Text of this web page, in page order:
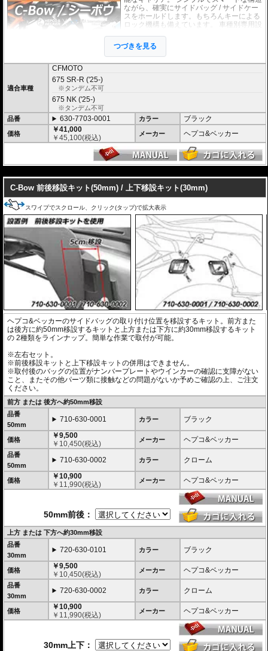
ながら、確実にサイドバッグ / サイドケー
スをホールドします。もちろんキーによる
ロック機構も備えています。 車種別専用設
※耐加重 : 片側 5kg (ケース、バッグの自重
を除く)
※サイドケースは別売です。こちらからお求め下さい。
※バッグの搭載位置を 50mm 前方または後方、30mm 上方または下方に移設す
る移設キット(オプション)もあります。
つづきを見る
適合車種
CFMOTO
675 SR-R ('25-)
※タンデム不可
675 NK ('25-)
※タンデム不可
品番
630-7703-0001 カラー ブラック
価格
￥41,000
￥45,100(税込) メーカー ヘプコ&ベッカー
C-Bow 前後移設キット(50mm) / 上下移設キット(30mm)
スワイプでスクロール、クリック(タップ)で拡大表示
ヘプコ&ベッカーのサイドバッグの取り付け位置を移設するキット。前方また
は後方に約50mm移設するキットと上方または下方に約30mm移設するキット
の 2種類をラインナップ。簡単な作業で取付が可能。
※左右セット。
※前後移設キットと上下移設キットの併用はできません。
※取付後のバッグの位置がナンバープレートやウインカーの確認に支障がない
こと、またその他パーツ類に接触などの問題がないか予めご確認の上、ご注文
ください。
前方 または 後方へ約50mm移設
品番
50mm
710-630-0001 カラー ブラック
価格
￥9,500
￥ 10,450(税込) メーカー ヘプコ&ベッカー
品番
50mm
710-630-0002 カラー クローム
価格
￥10,900
￥ 11,990(税込) メーカー ヘプコ&ベッカー
50mm前後：
上方 または 下方へ約30mm移設
品番
30mm
720-630-0101 カラー ブラック
価格
￥9,500
￥ 10,450(税込) メーカー ヘプコ&ベッカー
品番
30mm
720-630-0002 カラー クローム
価格
￥10,900
￥ 11,990(税込) メーカー ヘプコ&ベッカー
30mm上下：